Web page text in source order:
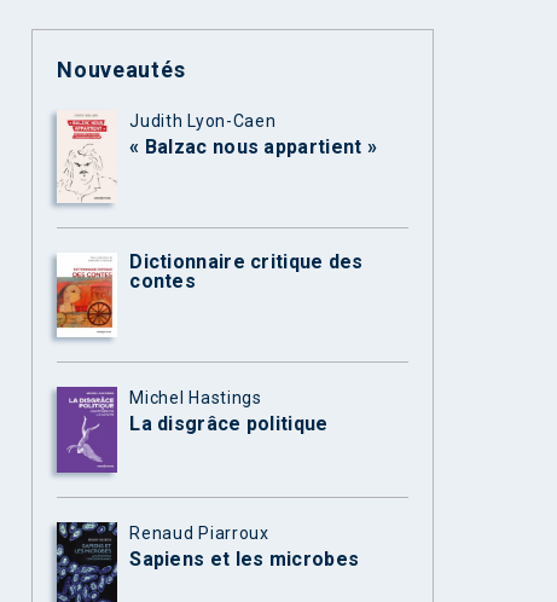
Nouveautés
Judith Lyon-Caen
« Balzac nous appartient »
Dictionnaire critique des
contes
Michel Hastings
La disgrâce politique
Renaud Piarroux
Sapiens et les microbes